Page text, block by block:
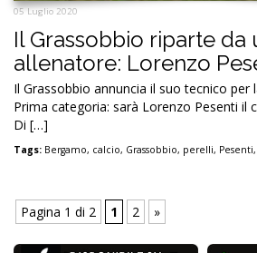
05 Luglio 2020
Il Grassobbio riparte da
allenatore: Lorenzo
Il Grassobbio annuncia il suo tecnico per
Prima categoria: sarà Lorenzo Pesenti il
Di […]
Tags: Bergamo, calcio, Grassobbio, perelli, Pesenti,
Pagina 1 di 2 1 2 »